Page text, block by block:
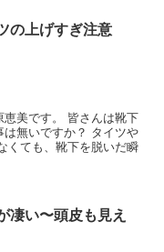
の上げすぎ注意
恵美です。 皆さんは靴下
無いですか？ タイツや
くても、靴下を脱いだ瞬
凄い〜頭皮も見え